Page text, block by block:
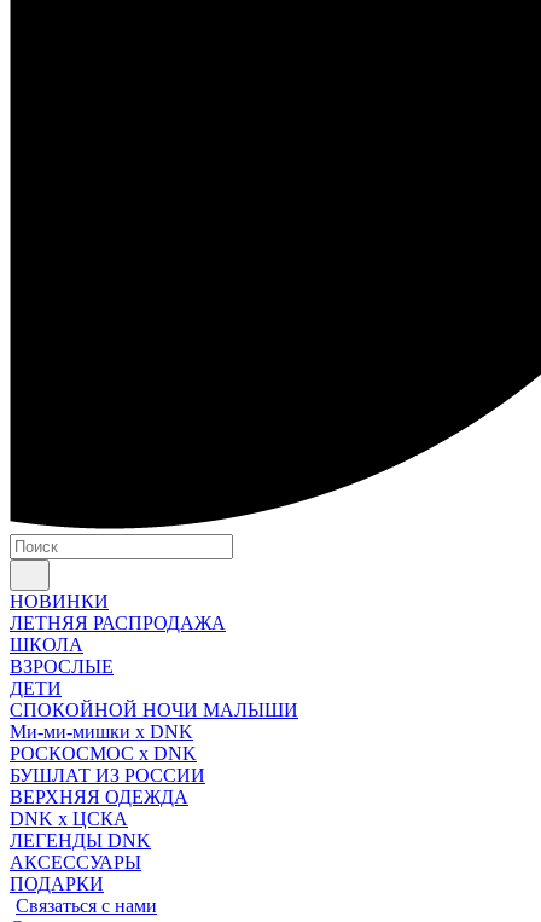
НОВИНКИ
ЛЕТНЯЯ РАСПРОДАЖА
ШКОЛА
ВЗРОСЛЫЕ
ДЕТИ
СПОКОЙНОЙ НОЧИ МАЛЫШИ
Ми-ми-мишки x DNK
РОСКОСМОС x DNK
БУШЛАТ ИЗ РОССИИ
ВЕРХНЯЯ ОДЕЖДА
DNK x ЦСКА
ЛЕГЕНДЫ DNK
АКСЕССУАРЫ
ПОДАРКИ
Связаться с нами